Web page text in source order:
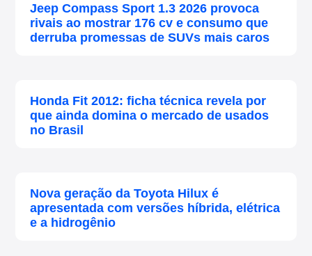
Jeep Compass Sport 1.3 2026 provoca
rivais ao mostrar 176 cv e consumo que
derruba promessas de SUVs mais caros
Honda Fit 2012: ficha técnica revela por
que ainda domina o mercado de usados
no Brasil
Nova geração da Toyota Hilux é
apresentada com versões híbrida, elétrica
e a hidrogênio